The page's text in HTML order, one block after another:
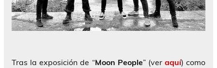
Tras la exposición de “Moon People” (ver aquí) como